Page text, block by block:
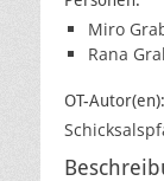
Miro
Rana
OT-Autor(en):